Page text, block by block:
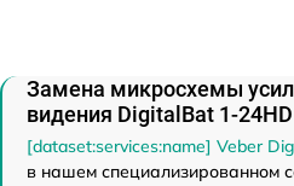
Замена микросхемы
видения DigitalBat 1-
[dataset:services:name] Veber
в нашем специализированном